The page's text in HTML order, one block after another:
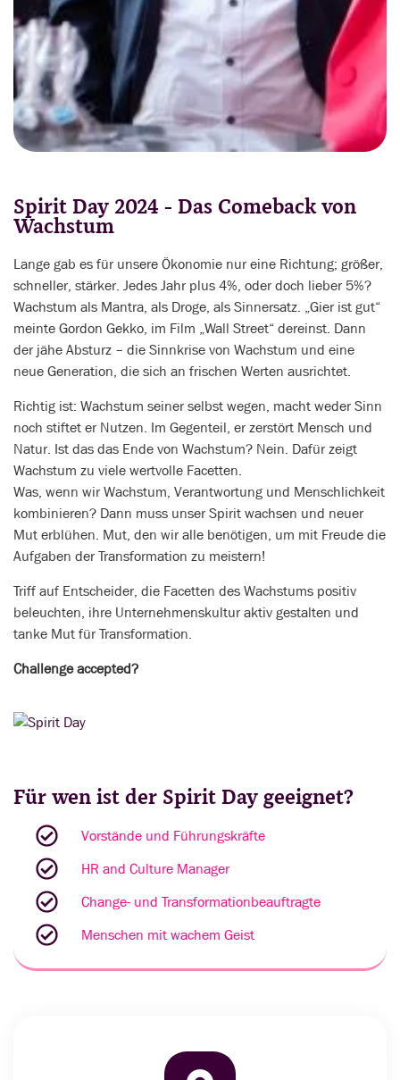
Spirit Day 2024 - Das Comeback von
Wachstum
Lange gab es für unsere Ökonomie nur eine Richtung; größer,
schneller, stärker. Jedes Jahr plus 4%, oder doch lieber 5%?
Wachstum als Mantra, als Droge, als Sinnersatz. „Gier ist gut“
meinte Gordon Gekko, im Film „Wall Street“ dereinst. Dann
der jähe Absturz – die Sinnkrise von Wachstum und eine
neue Generation, die sich an frischen Werten ausrichtet.
Richtig ist: Wachstum seiner selbst wegen, macht weder Sinn
noch stiftet er Nutzen. Im Gegenteil, er zerstört Mensch und
Natur. Ist das das Ende von Wachstum? Nein. Dafür zeigt
Wachstum zu viele wertvolle Facetten.
Was, wenn wir Wachstum, Verantwortung und Menschlichkeit
kombinieren? Dann muss unser Spirit wachsen und neuer
Mut erblühen. Mut, den wir alle benötigen, um mit Freude die
Aufgaben der Transformation zu meistern!
Triff auf Entscheider, die Facetten des Wachstums positiv
beleuchten, ihre Unternehmenskultur aktiv gestalten und
tanke Mut für Transformation.
Challenge accepted?
Für wen ist der Spirit Day geeignet?
Vorstände und Führungskräfte
HR and Culture Manager
Change- und Transformationbeauftragte
Menschen mit wachem Geist